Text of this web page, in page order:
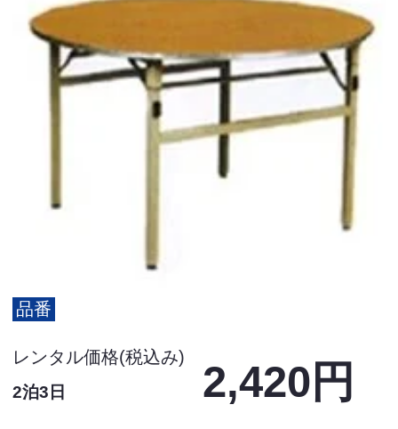
品番
レンタル価格(税込み)
2泊3日 2,420円